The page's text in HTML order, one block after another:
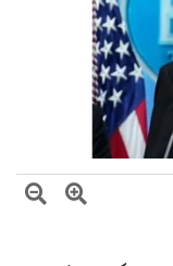
پر سخت تنقید
ترجمان اسماعیل
ملک اقبال چنڑ